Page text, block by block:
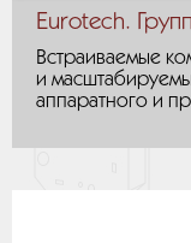
Eurotech.
Встраиваемые
и
аппаратного и